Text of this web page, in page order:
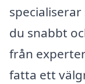
du snabbt
från
fatta ett